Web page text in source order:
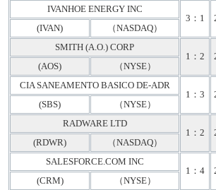
IVANHOE ENERGY INC
3：1
(IVAN)
（NASDAQ）
SMITH (A.O.) CORP
1：2
(AOS)
（NYSE）
CIA SANEAMENTO BASICO DE-ADR
1：3
(SBS)
（NYSE）
RADWARE LTD
1：2
(RDWR)
（NASDAQ）
SALESFORCE.COM INC
1：4
(CRM)
（NYSE）